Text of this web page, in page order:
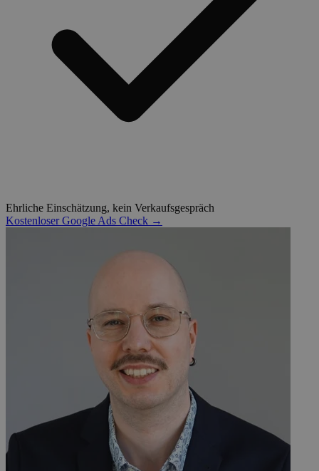
Ehrliche Einschätzung, kein Verkaufsgespräch
Kostenloser Google Ads Check →